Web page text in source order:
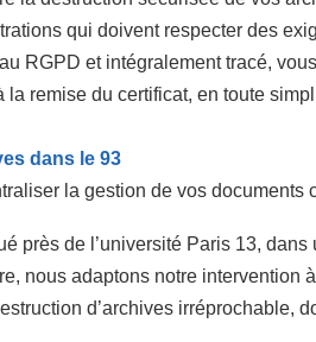
qui doivent respecter des
RGPD et intégralement tracé,
la remise du certificat, en toute
dans le 93
la gestion de vos documents
près de l’université Paris 13,
nous adaptons notre intervention
d’archives irréprochable,